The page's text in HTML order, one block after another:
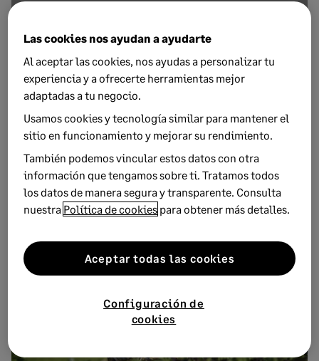
25 MARZO, 2024 1 MINUTOS DE LECTURA
¿Por qué cada vez más empresas optan por
las criptomonedas como forma de pago?
¿Sabías que muchas empresas ya utilizan las criptomonedas
como medio de pago? Te contamos cómo utilizarlas
correctamente...
Las cookies nos ayudan a ayudarte
Al aceptar las cookies, nos ayudas a personalizar tu
experiencia y a ofrecerte herramientas mejor
adaptadas a tu negocio.
Usamos cookies y tecnología similar para mantener el
sitio en funcionamiento y mejorar su rendimiento.
También podemos vincular estos datos con otra
información que tengamos sobre ti. Tratamos todos
los datos de manera segura y transparente. Consulta
nuestra Política de cookies para obtener más detalles.
Configuración de
cookies
Aceptar todas las cookies